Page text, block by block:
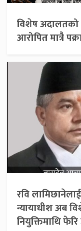
विशेष अदालतको
आरोपित मात्रै
रवि
न्यायाधीश अब
नियुक्तिमाथि फेरि